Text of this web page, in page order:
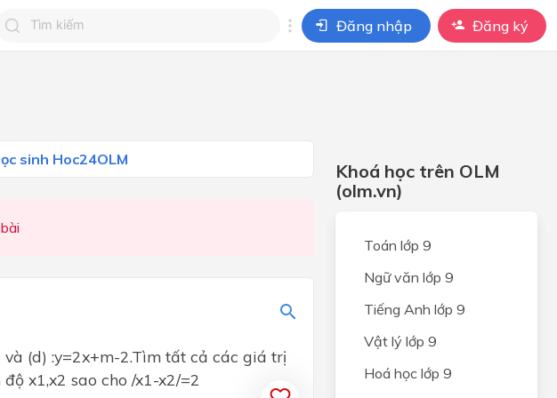
Đăng nhập Đăng ký
sinh Hoc24OLM
(d) :y=2x+m-2.Tìm tất cả các giá trị
x1,x2 sao cho /x1-x2/=2
Khoá học trên OLM
(olm.vn)
Toán lớp 9
Ngữ văn lớp 9
Tiếng Anh lớp 9
Vật lý lớp 9
Hoá học lớp 9